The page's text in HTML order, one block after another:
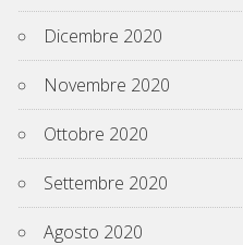
Dicembre 2020
Novembre 2020
Ottobre 2020
Settembre 2020
Agosto 2020